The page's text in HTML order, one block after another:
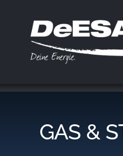
Geschäftsfelder
GAS &